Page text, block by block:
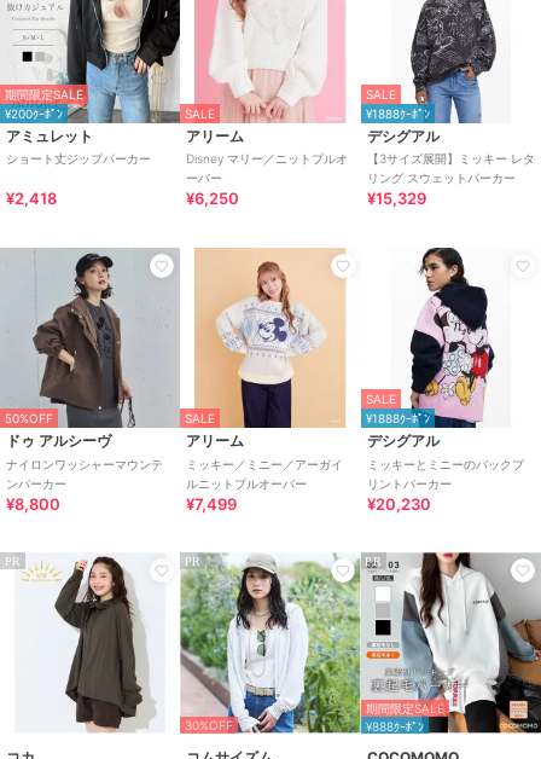
期間限定SALE
¥200ｸｰﾎﾟﾝ
アミュレット
ショート丈ジップパーカー
¥2,418
SALE
アリーム
Disney マリー／ニットプルオ
ーバー
¥6,250
SALE
¥1888ｸｰﾎﾟﾝ
デシグアル
【3サイズ展開】ミッキー レタ
リング スウェットパーカー
¥15,329
50%OFF
ドゥ アルシーヴ
ナイロンワッシャーマウンテ
ンパーカー
¥8,800
SALE
アリーム
ミッキー／ミニー／アーガイ
ルニットプルオーバー
¥7,499
SALE
¥1888ｸｰﾎﾟﾝ
デシグアル
ミッキーとミニーのバックプ
リントパーカー
¥20,230
PR PR
30%OFF
PR
期間限定SALE
¥888ｸｰﾎﾟﾝ